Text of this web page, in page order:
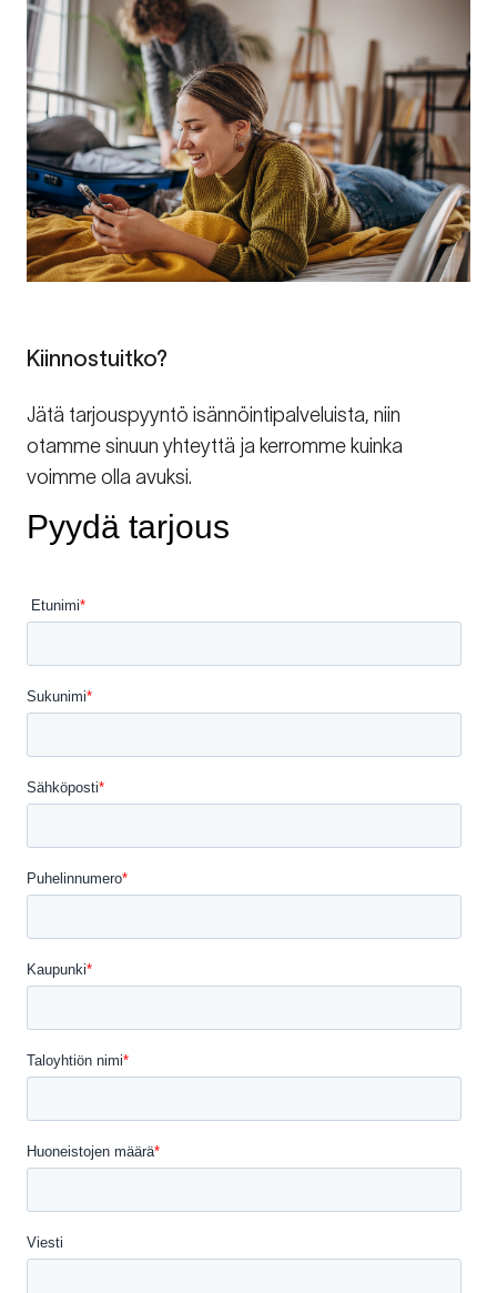
Kiinnostuitko?
Jätä tarjouspyyntö isännöintipalveluista, niin
otamme sinuun yhteyttä ja kerromme kuinka
voimme olla avuksi.